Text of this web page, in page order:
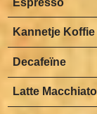
Kannetje Koffie
Decafeïne
Latte Macchiato